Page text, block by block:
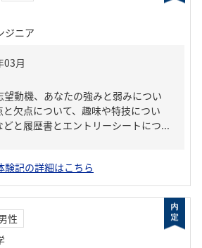
ジニア
望動機、あなたの強みと弱みについ
欠点について、趣味や特技につい
と履歴書とエントリーシートにつ...
験記の詳細はこちら
性